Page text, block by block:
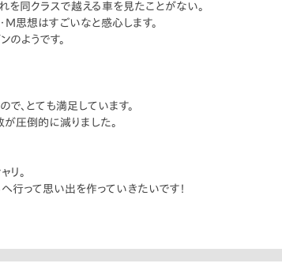
を同クラスで越える車を見たことがない。
思想はすごいなと感心します。
ようです。
、とても満足しています。
が圧倒的に減りました。
リ。
行って思い出を作っていきたいです！